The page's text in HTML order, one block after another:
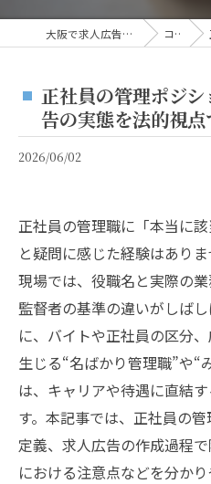
大阪で求人広告なら株式会社AOA コラム
正社員の管理ポジ
告の実態を法的視
2026/06/02
正社員の管理職に「本当に
と疑問に感じた経験はあり
現場では、役職名と実際の
監督者の基準の違いがしば
に、バイトや正社員の区分
生じる“名ばかり管理職”や“
は、キャリアや待遇に直結
す。本記事では、正社員の
定義、求人広告の作成過程
における注意点などを分か